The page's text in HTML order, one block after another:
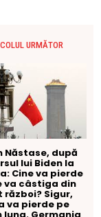
URMĂTOR
Năstase, după
lui Biden la
Cine va pierde
va câstiga din
război? Sigur,
va pierde pe